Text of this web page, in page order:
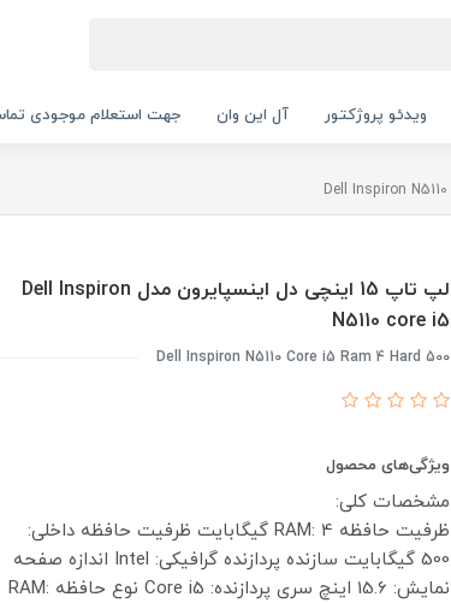
ویدئو پروژکتور آل این وان جهت استعلام موجودی تماس
لپ تاپ 15 اینچی دل اینسپایرون مدل Dell Inspiron
N5110 core i5
Dell Inspiron N5110 Core i5 Ram 4 Hard 500
ویژگی‌های محصول
مشخصات کلی:
ظرفیت حافظه RAM: 4 گیگابایت
ظرفیت حافظه داخلی:
500 گیگابایت
سازنده پردازنده گرافیکی: Intel
اندازه صفحه
نمایش: 15.6
اینچ سری پردازنده: Core i5
نوع حافظه RAM: